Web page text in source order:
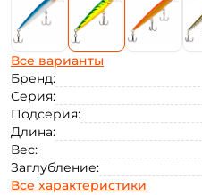
Все варианты
Бренд:
Серия:
Подсерия:
Длина:
Вес:
Заглубление:
Все характеристики